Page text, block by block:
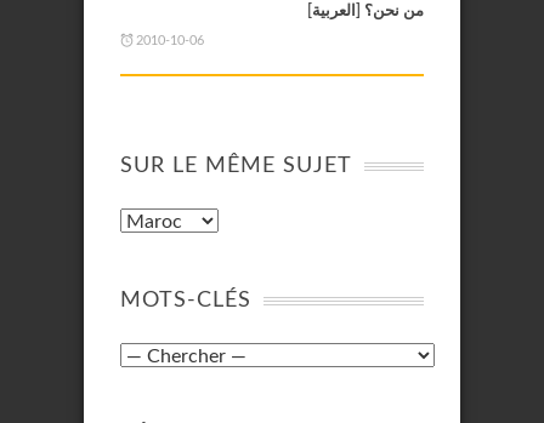
[من نحن؟ [العربية
2010-10-06
SUR LE MÊME SUJET
MOTS-CLÉS